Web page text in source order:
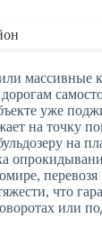
массивные
уже
на точку
на
что
или